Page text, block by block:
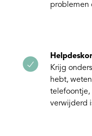
problemen
Krijg
hebt,
telefoontje,
verwijderd